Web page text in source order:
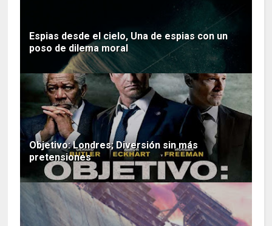
Espias desde el cielo, Una de espias con un
poso de dilema moral
Objetivo: Londres; Diversión sin más
pretensiones